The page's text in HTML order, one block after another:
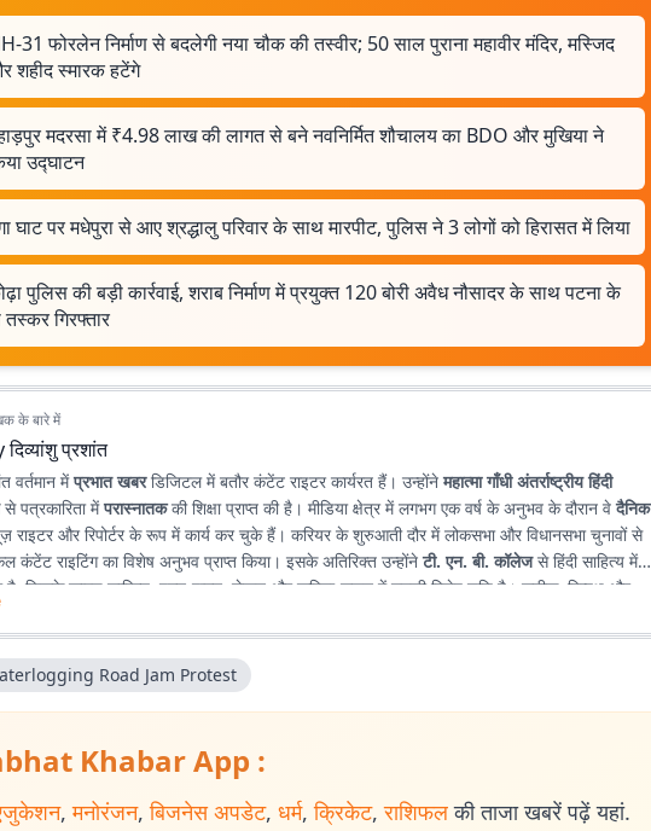
31 फोरलेन निर्माण से बदलेगी नया चौक की तस्वीर; 50 साल पुराना महावीर मंदिर, मस्जिद
शहीद स्मारक हटेंगे
मदरसा में ₹4.98 लाख की लागत से बने नवनिर्मित शौचालय का BDO और मुखिया ने
उद्घाटन
घाट पर मधेपुरा से आए श्रद्धालु परिवार के साथ मारपीट, पुलिस ने 3 लोगों को हिरासत में लिया
पुलिस की बड़ी कार्रवाई, शराब निर्माण में प्रयुक्त 120 बोरी अवैध नौसादर के साथ पटना के
तस्कर गिरफ्तार
के बारे में
दिव्यांशु प्रशांत
वर्तमान मेंप्रभात खबरडिजिटल में बतौर कंटेंट राइटर कार्यरत हैं। उन्होंनेमहात्मा गाँधी अंतर्राष्ट्रीय हिंदी
से पत्रकारिता मेंपरास्नातककी शिक्षा प्राप्त की है। मीडिया क्षेत्र में लगभग एक वर्ष के अनुभव के दौरान वेदैनिक
राइटर और रिपोर्टर के रूप में कार्य कर चुके हैं। करियर के शुरुआती दौर में लोकसभा और विधानसभा चुनावों से
कंटेंट राइटिंग का विशेष अनुभव प्राप्त किया। इसके अतिरिक्त उन्होंनेटी. एन. बी. कॉलेजसे हिंदी साहित्य में
है, जिसके कारण साहित्य, पठन-पाठन, लेखन और कविता-सृजन में उनकी विशेष रुचि है। सटीक, निष्पक्ष और
के माध्यम से पाठकों तक विश्वसनीय जानकारी पहुँचाना उनकी पेशेवर पहचान है।
Road Jam Protest
Khabar App :
, मनोरंजन, बिजनेस अपडेट, धर्म, क्रिकेट, राशिफल की ताजा खबरें पढ़ें यहां.